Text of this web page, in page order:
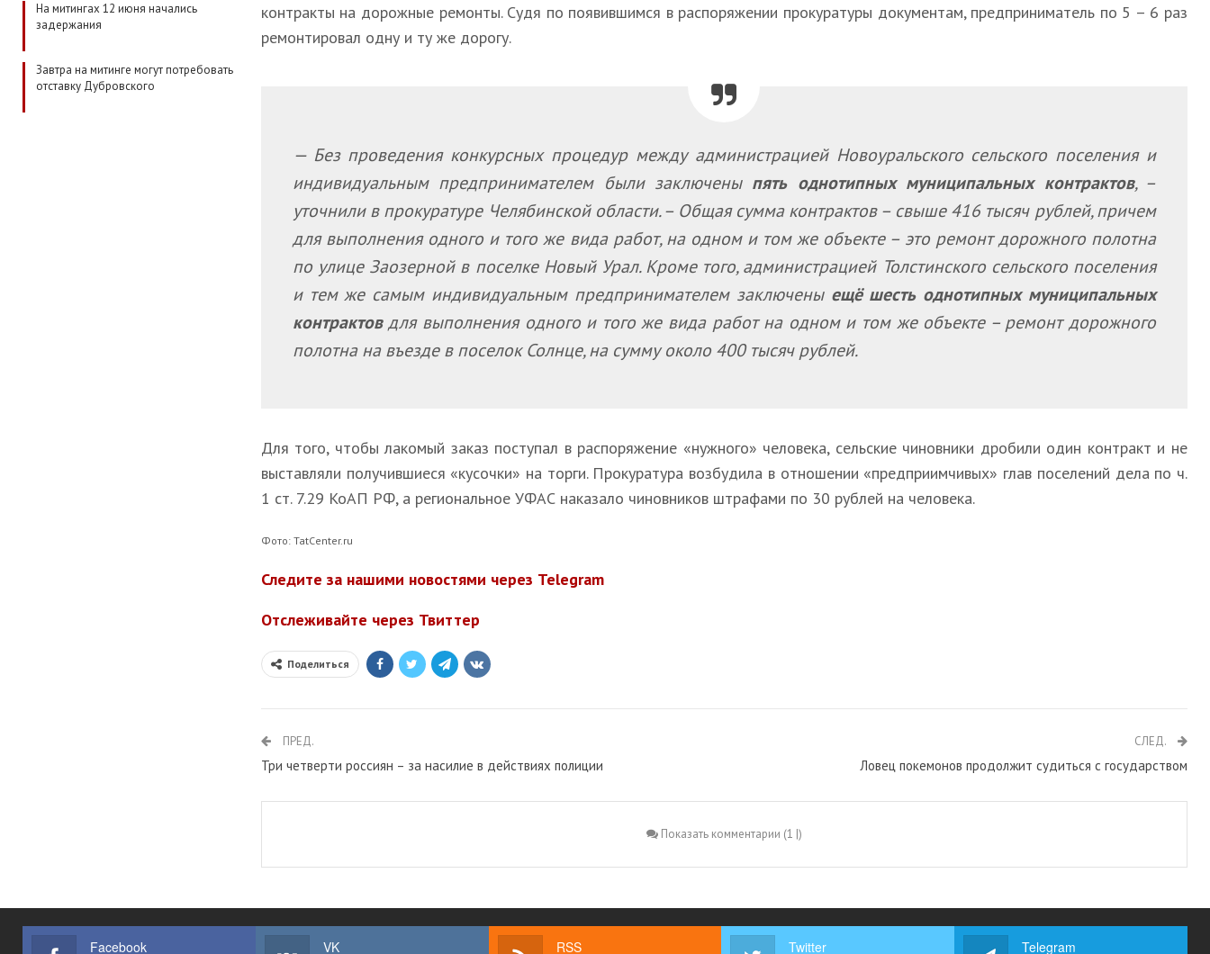
контракты на дорожные ремонты. Судя по появившимся в распоряжении прокуратуры документам, предприниматель по 5 – 6 раз
ремонтировал одну и ту же дорогу.
— Без проведения конкурсных процедур между администрацией Новоуральского сельского поселения и
индивидуальным предпринимателем были заключены пять однотипных муниципальных контрактов, –
уточнили в прокуратуре Челябинской области. – Общая сумма контрактов – свыше 416 тысяч рублей, причем
для выполнения одного и того же вида работ, на одном и том же объекте – это ремонт дорожного полотна
по улице Заозерной в поселке Новый Урал. Кроме того, администрацией Толстинского сельского поселения
и тем же самым индивидуальным предпринимателем заключены ещё шесть однотипных муниципальных
контрактовдля выполнения одного и того же вида работ на одном и том же объекте – ремонт дорожного
полотна на въезде в поселок Солнце, на сумму около 400 тысяч рублей.
Для того, чтобы лакомый заказ поступал в распоряжение «нужного» человека, сельские чиновники дробили один контракт и не
выставляли получившиеся «кусочки» на торги. Прокуратура возбудила в отношении «предприимчивых» глав поселений дела по ч.
1 ст. 7.29 КоАП РФ, а региональное УФАС наказало чиновников штрафами по 30 рублей на человека.
Фото: TatCenter.ru
Следите за нашими новостями через Telegram
Отслеживайте через Твиттер
Поделиться
ПРЕД.
Три четверти россиян – за насилие в действиях полиции
СЛЕД.
Ловец покемонов продолжит судиться с государством
Показать комментарии (1 |)
На митингах 12 июня начались
задержания
Завтра на митинге могут потребовать
отставку Дубровского
Facebook VK RSS Twitter Telegram